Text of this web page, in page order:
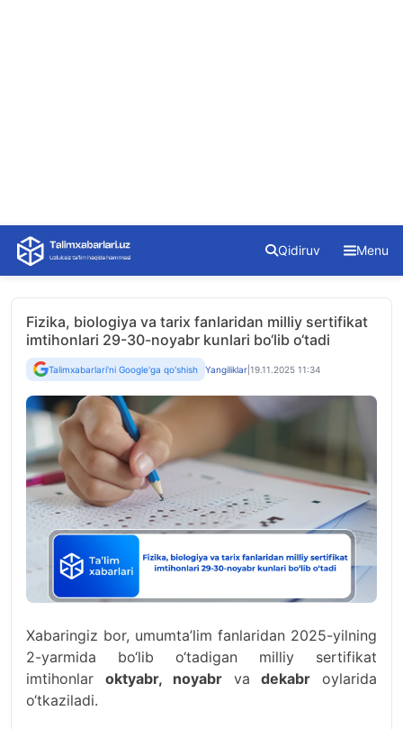
Skip
content
Qidiruv Menu
Fizika, biologiya va tarix fanlaridan milliy sertifikat
imtihonlari 29-30-noyabr kunlari bo‘lib o‘tadi
Talimxabarlari'ni Google'ga qo'shish Yangiliklar 19.11.2025 11:34
Xabaringiz bor, umumta’lim fanlaridan 2025-yilning
2-yarmida bo‘lib o‘tadigan milliy sertifikat
imtihonlar oktyabr, noyabr va dekabr oylarida
o‘tkaziladi.